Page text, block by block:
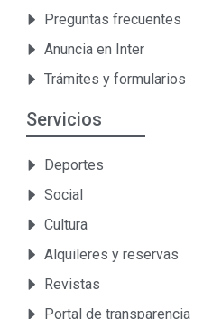
Preguntas frecuentes
Anuncia en Inter
Trámites y formularios
Servicios
Deportes
Social
Cultura
Alquileres y reservas
Revistas
Portal de transparencia